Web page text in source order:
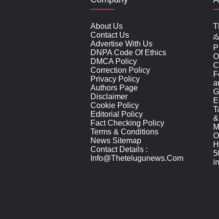
About Us
Contact Us
Advertise With Us
DNPA Code Of Ethics
DMCA Policy
Correction Policy
Privacy Policy
Authors Page
Disclaimer
Cookie Policy
Editorial Policy
Fact Checking Policy
Terms & Conditions
News Sitemap
Contact Details :
Info@thetelugunews.com